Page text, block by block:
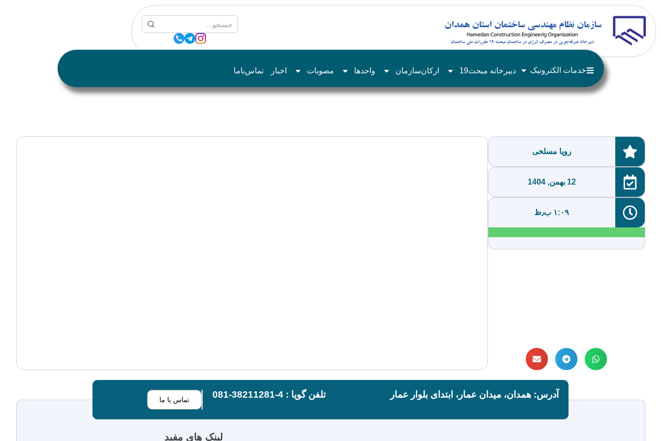
خدمات الکترونیک دبیرخانه مبحث19 ارکان‌سازمان واحدها مصوبات اخبار تماس‌با‌ما
رویا مسلخی
12 بهمن, 1404
۱:۰۹ ب٫ظ
آدرس: همدان، میدان عمار، ابتدای بلوار عمار تلفن گویا : 4-38211281-081 تماس با ما
لینک های مفید